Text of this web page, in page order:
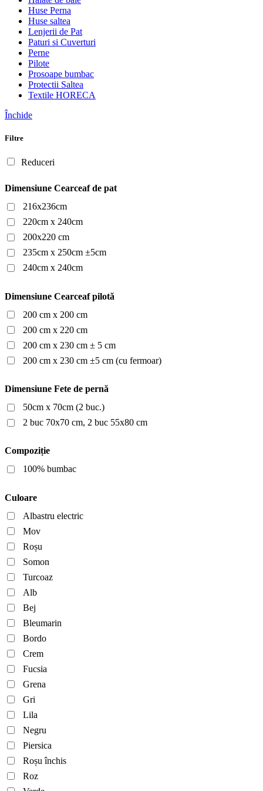
Huse Perna
Huse saltea
Lenjerii de Pat
Paturi si Cuverturi
Perne
Pilote
Prosoape bumbac
Protectii Saltea
Textile HORECA
Închide
Filtre
Reduceri
Dimensiune Cearceaf de pat
216x236cm
220cm x 240cm
200x220 cm
235cm x 250cm ±5cm
240cm x 240cm
Dimensiune Cearceaf pilotă
200 cm x 200 cm
200 cm x 220 cm
200 cm x 230 cm ± 5 cm
200 cm x 230 cm ±5 cm (cu fermoar)
Dimensiune Fete de pernă
50cm x 70cm (2 buc.)
2 buc 70x70 cm, 2 buc 55x80 cm
Compoziție
100% bumbac
Culoare
Albastru electric
Mov
Roșu
Somon
Turcoaz
Alb
Bej
Bleumarin
Bordo
Crem
Fucsia
Grena
Gri
Lila
Negru
Piersica
Roșu închis
Roz